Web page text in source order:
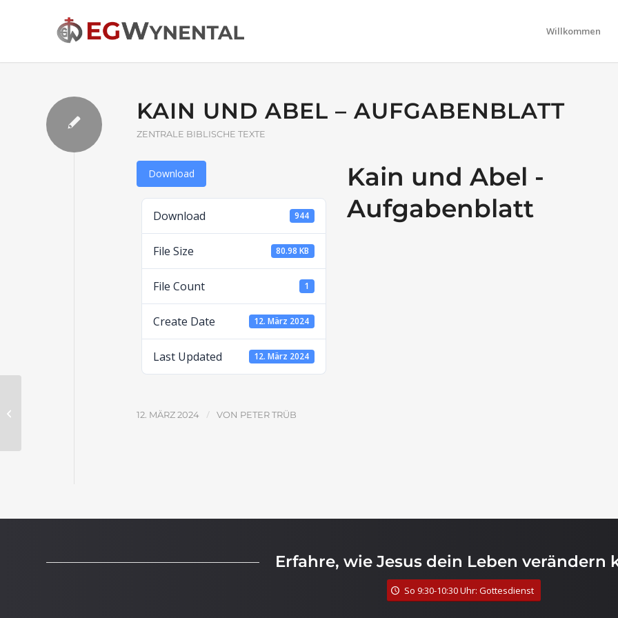
Willkommen
KAIN UND ABEL – AUFGABENBLATT
ZENTRALE BIBLISCHE TEXTE
Download
Download 944
File Size 80.98 KB
File Count 1
Create Date 12. März 2024
Last Updated 12. März 2024
Kain und Abel -
Aufgabenblatt
12. MÄRZ 2024 / VON PETER TRÜB
Erfahre, wie Jesus dein Leben verändern
So 9:30-10:30 Uhr: Gottesdienst
Adam und Eva sündigen – Lösungen